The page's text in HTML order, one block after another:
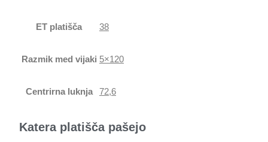
ET platišča 38
Razmik med vijaki 5×120
Centrirna luknja 72,6
Katera platišča pašejo